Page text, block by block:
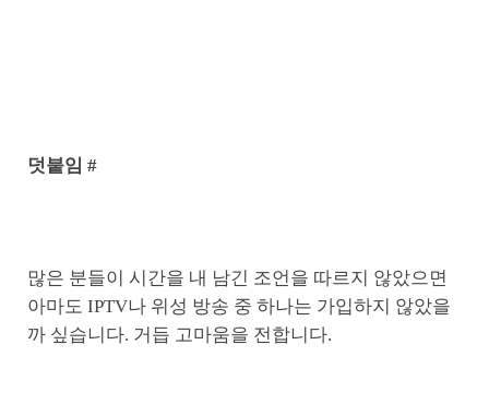
덧붙임 #
많은 분들이 시간을 내 남긴 조언을 따르지 않았으면
아마도 IPTV나 위성 방송 중 하나는 가입하지 않았을
까 싶습니다. 거듭 고마움을 전합니다.